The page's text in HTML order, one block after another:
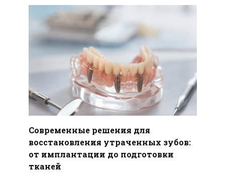
Современные решения для
восстановления утраченных зубов:
от имплантации до подготовки
тканей